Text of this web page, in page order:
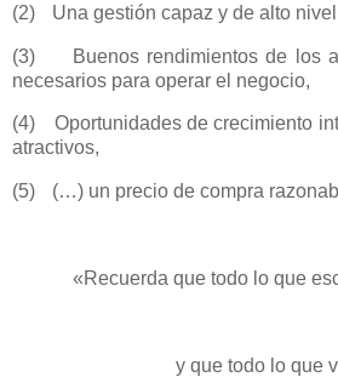
(2) Una gestión capaz y de alto
(3)
Buenos rendimientos de los
necesarios para operar el negocio,
(4)
Oportunidades de crecimiento
atractivos,
(5) (…) un precio de compra
«Recuerda que todo lo que
y que todo lo que